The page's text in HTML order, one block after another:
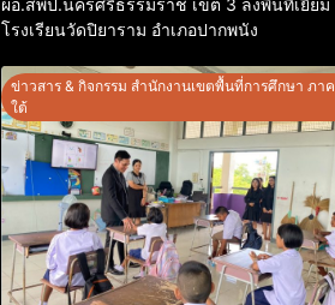
โรงเรียนวัดปิยาราม อำเภอปากพนัง
ข่าวสาร & กิจกรรม สำนักงานเขตพื้นที่การศึกษา ภาค
ใต้